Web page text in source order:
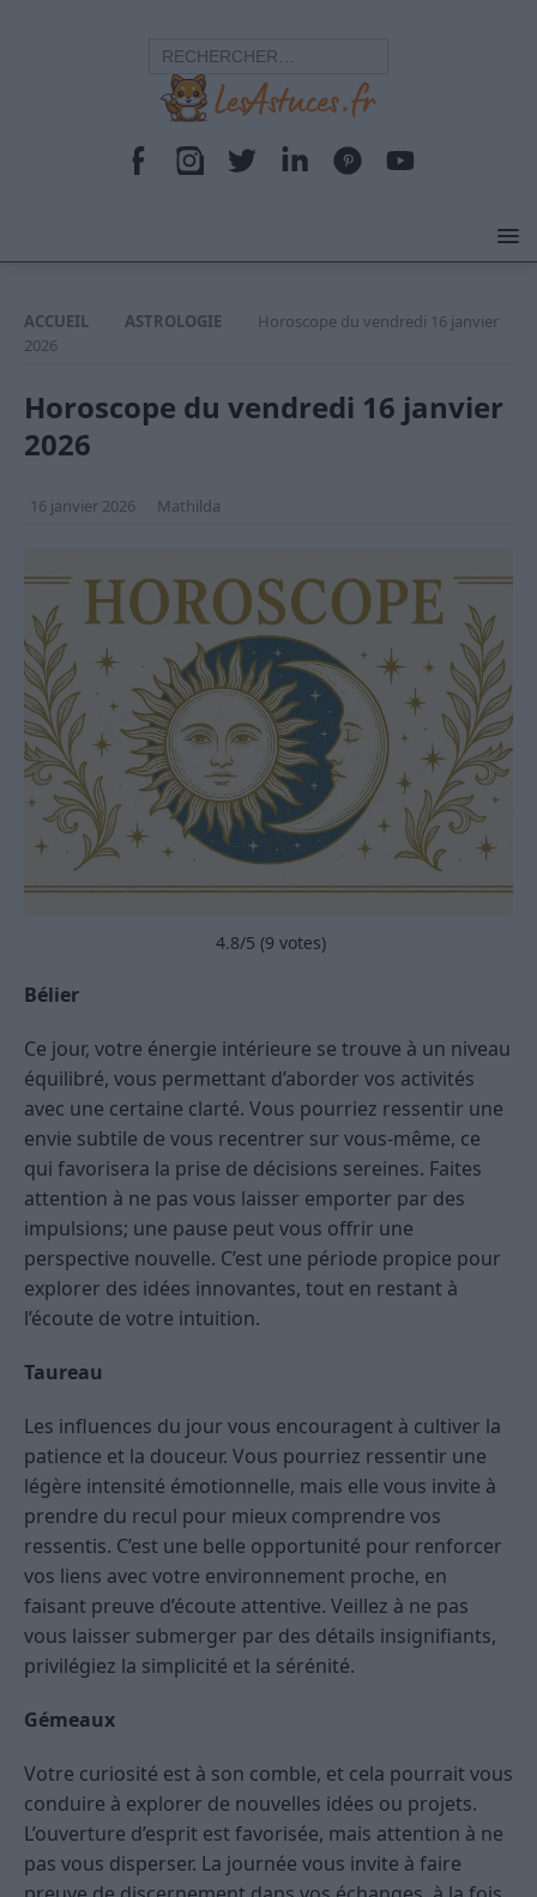
ACCUEIL ASTROLOGIE
Horoscope du vendredi 16 janvier
2026
Horoscope du vendredi 16 janvier
2026
16 janvier 2026 Mathilda
4.8/5 (9 votes)
Bélier
Ce jour, votre énergie intérieure se trouve à un niveau
équilibré, vous permettant d’aborder vos activités
avec une certaine clarté. Vous pourriez ressentir une
envie subtile de vous recentrer sur vous-même, ce
qui favorisera la prise de décisions sereines. Faites
attention à ne pas vous laisser emporter par des
impulsions; une pause peut vous offrir une
perspective nouvelle. C’est une période propice pour
explorer des idées innovantes, tout en restant à
l’écoute de votre intuition.
Taureau
Les influences du jour vous encouragent à cultiver la
patience et la douceur. Vous pourriez ressentir une
légère intensité émotionnelle, mais elle vous invite à
prendre du recul pour mieux comprendre vos
ressentis. C’est une belle opportunité pour renforcer
vos liens avec votre environnement proche, en
faisant preuve d’écoute attentive. Veillez à ne pas
vous laisser submerger par des détails insignifiants,
privilégiez la simplicité et la sérénité.
Gémeaux
Votre curiosité est à son comble, et cela pourrait vous
conduire à explorer de nouvelles idées ou projets.
L’ouverture d’esprit est favorisée, mais attention à ne
pas vous disperser. La journée vous invite à faire